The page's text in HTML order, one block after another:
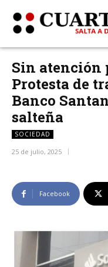
Sin atención
Protesta de
Banco
salteña
SOCIEDAD
25 de julio, 2025
Facebook